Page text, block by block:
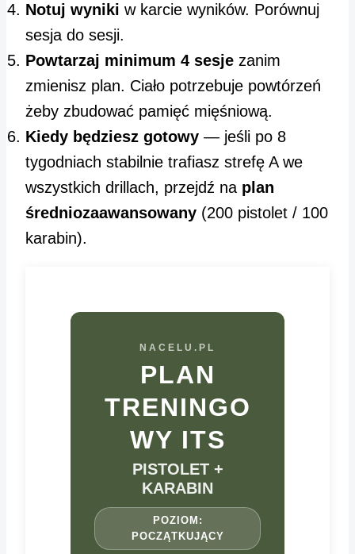
Notuj wyniki w karcie wyników. Porównuj
sesja do sesji.
Powtarzaj minimum 4 sesje zanim
zmienisz plan. Ciało potrzebuje powtórzeń
żeby zbudować pamięć mięśniową.
Kiedy będziesz gotowy — jeśli po 8
tygodniach stabilnie trafiasz strefę A we
wszystkich drillach, przejdź na plan
średniozaawansowany (200 pistolet / 100
karabin).
NACELU.PL
PLAN
TRENINGO
WY ITS
PISTOLET +
KARABIN
POZIOM:
POCZĄTKUJĄCY